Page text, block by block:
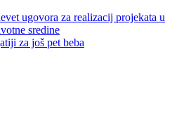
ugovora za realizacij projekata u
sredine
za još pet beba